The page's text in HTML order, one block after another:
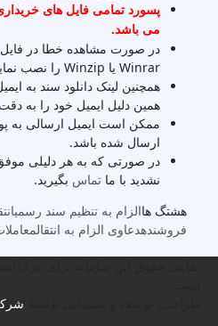
می باشد.
در صورت مشاهده خطا در
Winrar یا Winzip را نصب نمایید.
همچنین لینک دانلود سند به
همین دلیل ایمیل خود را به دقت
ارسال شده باشد.
در صورتی که به هر دلیلی
نشدید با ما تماس بگیرید.
هشتگ هاالزام به تنظیم سند رسمی
فروشندهدعاوی الزام به انتقال